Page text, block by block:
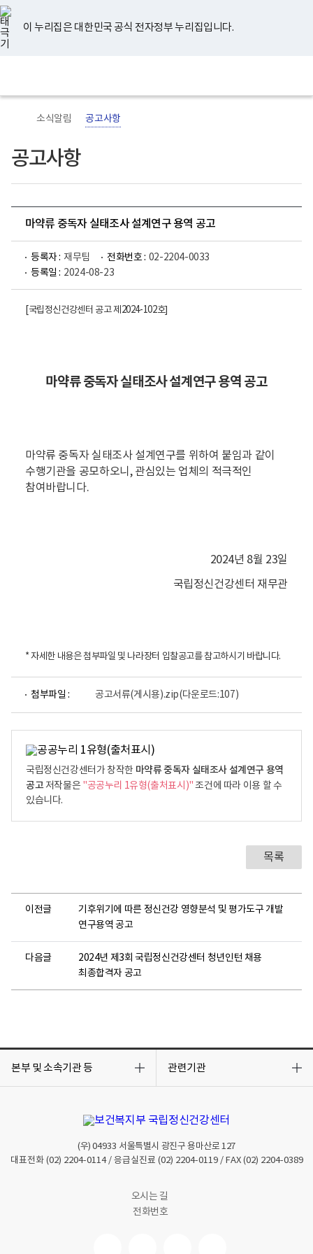
너
비
767px
이
하
이 누리집은 대한민국 공식 전자정부 누리집입니다.
지
검
메
홈
소식알림 공고사항
공고사항
마약류 중독자 실태조사 설계연구 용역 공고
등록자 : 재무팀 전화번호 : 02-2204-0033
등록일 : 2024-08-23
[국립정신건강센터 공고 제2024-102호]
마약류 중독자 실태조사 설계연구 용역 공고
마약류 중독자 실태조사 설계연구를 위하여 붙임과 같이
수행기관을 공모하오니, 관심있는 업체의 적극적인
참여바랍니다.
2024년 8월 23일
국립정신건강센터 재무관
* 자세한 내용은 첨부파일 및 나라장터 입찰공고를 참고하시기 바랍니다.
첨부파일 : 공고서류(게시용).zip(다운로드:107)
국립정신건강센터가 창작한 마약류 중독자 실태조사 설계연구 용역
공고저작물은 "공공누리 1유형(출처표시)"조건에 따라 이용 할 수
있습니다.
목록
이전글
기후위기에 따른 정신건강 영향분석 및 평가도구 개발
연구용역 공고
다음글
2024년 제3회 국립정신건강센터 청년인턴 채용
최종합격자 공고
본부 및 소속기관 등
기
관련기관
기
(우)04933 서울특별시 광진구 용마산로 127
대표전화 (02) 2204-0114/ 응급실진료 (02) 2204-0119/ FAX (02) 2204-0389
오시는 길
전화번호
유
튜
브
페
이
스
북
인
스
타
그
램
블
로
그